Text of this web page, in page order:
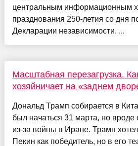
центральным информационным
празднования 250-летия со дня
Декларации независимости. ...
Масштабная перезагрузка.
хозяйничает на «заднем
Дональд Трамп собирается в
был начаться 31 марта, но вроде
из-за войны в Иране. Трамп
Пекин как победитель, но в его